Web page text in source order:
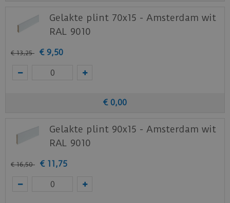
Gelakte plint 70x15 - Amsterdam wit
RAL 9010
€ 13,25 € 9,50
€ 0,00
Gelakte plint 90x15 - Amsterdam wit
RAL 9010
€ 16,50 € 11,75